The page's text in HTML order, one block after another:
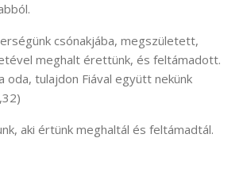
csónakjába, megszületett,
meghalt érettünk, és feltámadott.
oda, tulajdon Fiával együtt nekünk
aki értünk meghaltál és feltámadtál.